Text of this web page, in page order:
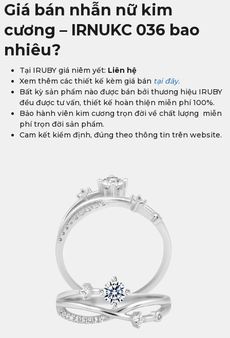
Giá bán nhẫn nữ kim
cương – IRNUKC 036 bao
nhiêu?
Tại IRUBY giá niêm yết: Liên hệ
Xem thêm các thiết kế kèm giá bán tại đây.
Bất kỳ sản phẩm nào được bán bởi thương hiệu IRUBY
đều được tư vấn, thiết kế hoàn thiện miễn phí 100%.
Bảo hành viên kim cương trọn đời về chất lượng miễn
phí trọn đời sản phẩm.
Cam kết kiểm định, đúng theo thông tin trên website.